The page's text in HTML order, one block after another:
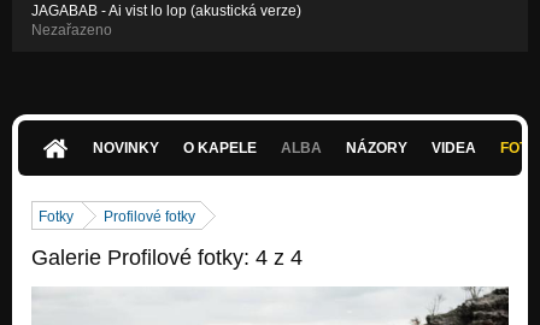
JAGABAB - Ai vist lo lop (akustická verze)
Nezařazeno
NOVINKY O KAPELE ALBA NÁZORY VIDEA
Fotky Profilové fotky
Galerie Profilové fotky: 4 z 4